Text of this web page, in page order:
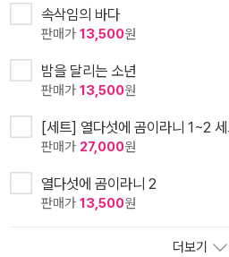
속삭임의 바다
판매가 13,500원
밤을 달리는 소년
판매가 13,500원
[세트] 열다섯에 곰이라니 1~2
판매가 27,000원
열다섯에 곰이라니 2
판매가 13,500원
더보기